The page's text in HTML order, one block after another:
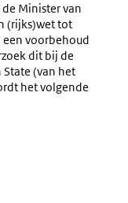
Nota
Van
Wijziging
Minister van
(rijks)wet tot
voorbehoud
dit bij de
State (van het
het volgende